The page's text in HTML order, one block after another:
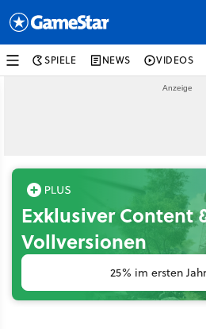
SPIELE NEWS VIDEOS
Exklusiver Content
Vollversionen
25% im ersten